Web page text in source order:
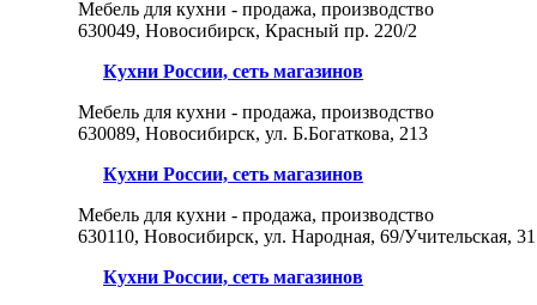
Мебель для кухни - продажа, производство
630049, Новосибирск, Красный пр. 220/2
Кухни России, сеть магазинов
Мебель для кухни - продажа, производство
630089, Новосибирск, ул. Б.Богаткова, 213
Кухни России, сеть магазинов
Мебель для кухни - продажа, производство
630110, Новосибирск, ул. Народная, 69/Учительская, 31
Кухни России, сеть магазинов